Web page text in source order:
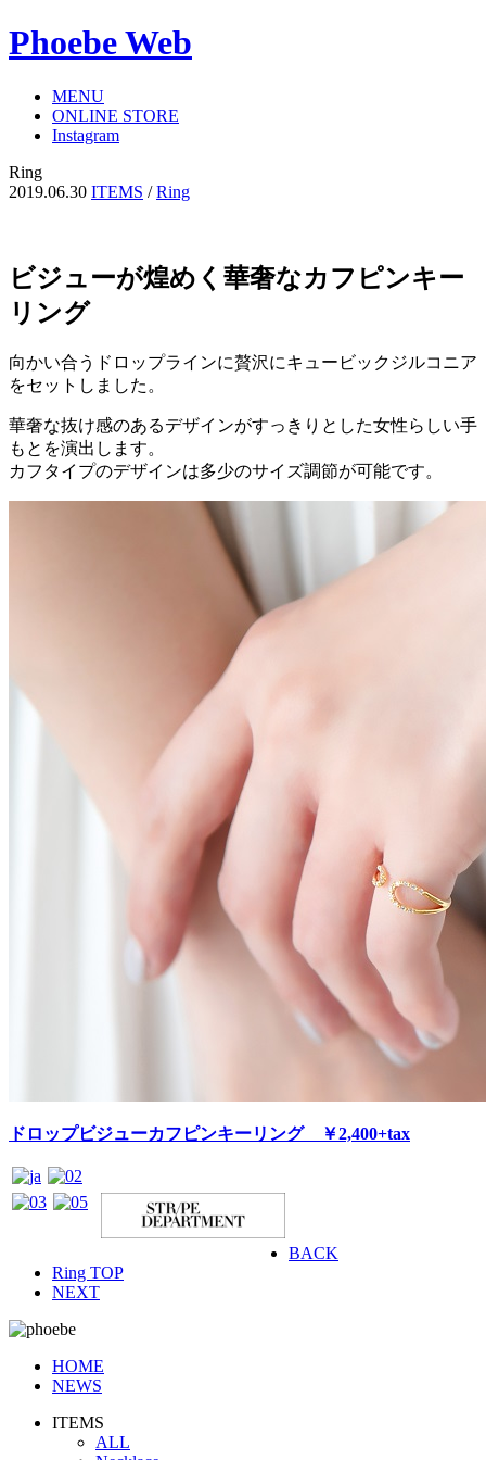
Phoebe Web
MENU
ONLINE STORE
Instagram
Ring
2019.06.30 ITEMS /Ring
ビジューが煌めく華奢なカフピンキー
リング
向かい合うドロップラインに贅沢にキュービックジルコニア
をセットしました。
華奢な抜け感のあるデザインがすっきりとした女性らしい手
もとを演出します。
カフタイプのデザインは多少のサイズ調節が可能です。
ドロップビジューカフピンキーリング ￥2,400+tax
BACK
Ring TOP
NEXT
HOME
NEWS
ITEMS
ALL